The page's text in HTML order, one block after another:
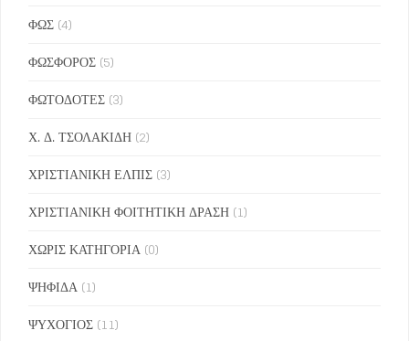
ΦΩΣ (4)
ΦΩΣΦΟΡΟΣ (5)
ΦΩΤΟΔΟΤΕΣ (3)
Χ. Δ. ΤΣΟΛΑΚΙΔΗ (2)
ΧΡΙΣΤΙΑΝΙΚΗ ΕΛΠΙΣ (3)
ΧΡΙΣΤΙΑΝΙΚΗ ΦΟΙΤΗΤΙΚΗ ΔΡΑΣΗ (1)
ΧΩΡΙΣ ΚΑΤΗΓΟΡΙΑ (0)
ΨΗΦΙΔΑ (1)
ΨΥΧΟΓΙΟΣ (11)